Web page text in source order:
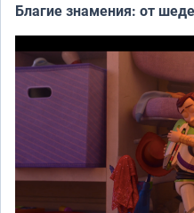
Благие знамения: от